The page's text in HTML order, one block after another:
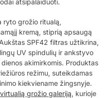
atsipalaiduoti.
ryto grožio ritualą,
kremą, stiprią apsaugą
SPF42 filtras užtikrina,
UV spindulių ir ankstyvo
akimirkomis. Produktas
režimu, suteikdamas
kiekviename žingsnyje.
grožio galeriją, kurioje